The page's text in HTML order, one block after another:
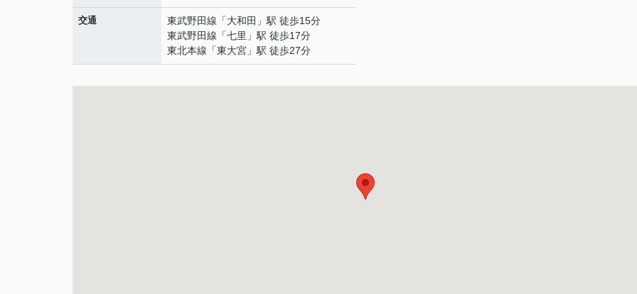
交通 東武野田線 「大和田 」駅 徒歩15分
東武野田線 「七里 」駅 徒歩17分
東北本線 「東大宮 」駅 徒歩27分